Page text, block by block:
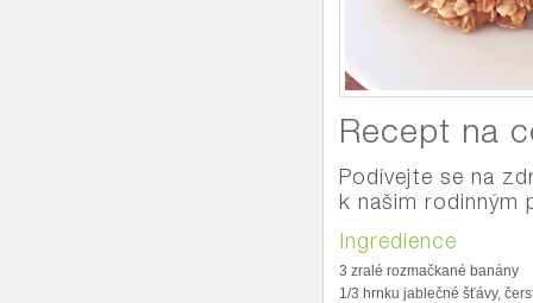
Recept na
Podívejte se na
k našim rodinným
Ingredience
3 zralé rozmačkané banány
1/3 hrnku jablečné šťávy,